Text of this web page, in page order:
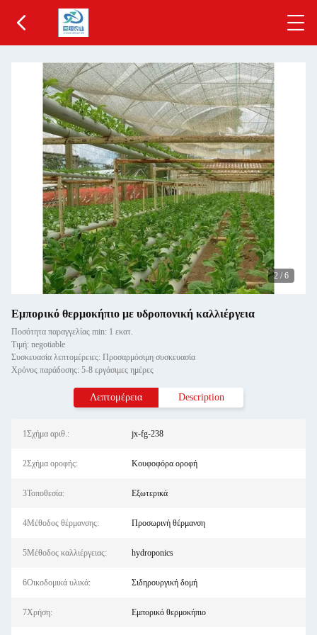
2 / 6
Εμπορικό θερμοκήπιο με υδροπονική καλλιέργεια
Ποσότητα παραγγελίας min: 1 εκατ.
Τιμή: negotiable
Συσκευασία λεπτομέρειες: Προσαρμόσιμη συσκευασία
Χρόνος παράδοσης: 5-8 εργάσιμες ημέρες
Λεπτομέρεια Description
1Σχήμα αριθ.: jx-fg-238
2Σχήμα οροφής: Κουφοφόρα οροφή
3Τοποθεσία: Εξωτερικά
4Μέθοδος θέρμανσης: Προσωρινή θέρμανση
5Μέθοδος καλλιέργειας: hydroponics
6Οικοδομικά υλικά: Σιδηρουργική δομή
7Χρήση: Εμπορικό θερμοκήπιο